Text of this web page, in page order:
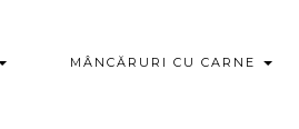
MÂNCĂRURI CU CARNE